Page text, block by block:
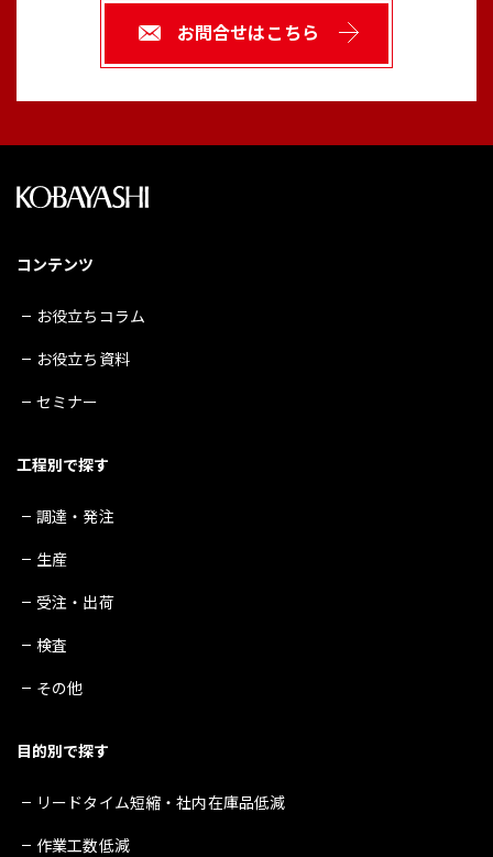
お問合せはこちら
コンテンツ
お役立ちコラム
お役立ち資料
セミナー
工程別で探す
調達・発注
生産
受注・出荷
検査
その他
目的別で探す
リードタイム短縮・社内在庫品低減
作業工数低減